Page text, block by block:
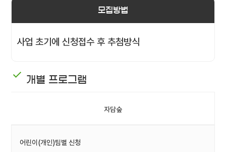
모집방법
사업 초기에 신청접수 후 추첨방식
개별 프로그램
자담숲
어린이(개인)팀별 신청